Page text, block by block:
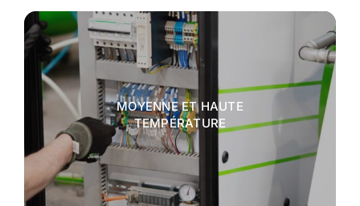
MOYENNE ET HAUTE
TEMPÉRATURE